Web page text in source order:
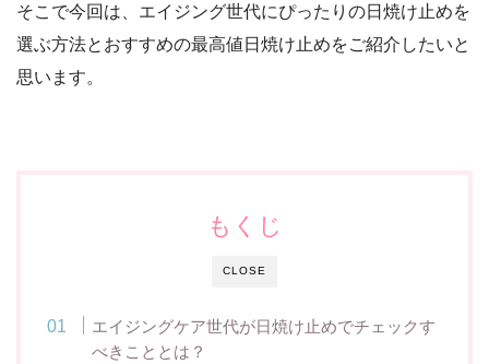
そこで今回は、エイジング世代にぴったりの日焼け止めを
選ぶ方法と おすすめの最高値日焼け止めをご紹介したいと
思います。
CLOSE
もくじ
エイジングケア世代が日焼け止めでチェックす
べきこととは？